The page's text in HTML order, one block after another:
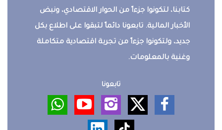
كتابنا، لتكونوا جزءاً من الحوار الاقتصادي، ونبض
الأخبار المالية. تابعونا دائماً لتبقوا على اطلاع بكل
جديد، ولتكونوا جزءاً من تجربة اقتصادية متكاملة
وغنية بالمعلومات.
تابعونا